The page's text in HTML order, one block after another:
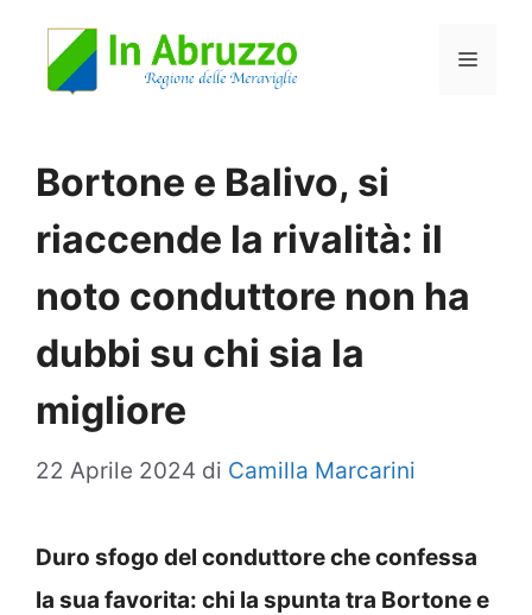
Menu
Bortone e Balivo, si
riaccende la rivalità: il
noto conduttore non ha
dubbi su chi sia la
migliore
22 Aprile 2024 di Camilla Marcarini
Duro sfogo del conduttore che confessa
la sua favorita: chi la spunta tra Bortone e